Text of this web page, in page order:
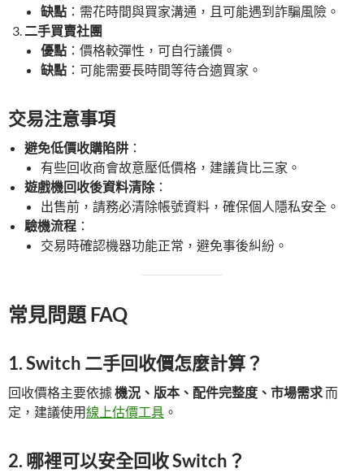
缺點 ：需花時間與買家溝通，且可能遇到詐騙風險。
二手買賣社團
優點 ：價格較彈性，可自行議價。
缺點 ：可能需要長時間等待合適買家。
交易注意事項
避免低價收購陷阱 ：
有些回收商會故意壓低價格，建議貨比三家。
遊戲機回收後資料清除：
出售前，請務必清除帳號資料，確保個人隱私安全。
驗機流程 ：
交易時確認機器功能正常，避免事後糾紛。
常見問題 FAQ
1. Switch 二手回收價怎麼計算？
回收價格主要依據機況、版本、配件完整度、市場需求而
定，建議使用線上估價工具 。
2. 哪裡可以安全回收 Switch？